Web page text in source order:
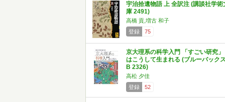
宇治拾遺物語 上 全訳注 (講談社学術
庫 2491)
高橋 貢,増古 和子
登録
75
京大理系の科学入門 「すごい研究」
はこうして生まれる (ブルーバック
B 2326)
高松 夕佳
登録
52